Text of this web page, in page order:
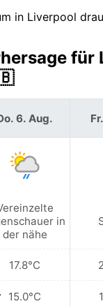
in Liverpool
6. Aug.
in
der nähe
17.8°C
15.0°C